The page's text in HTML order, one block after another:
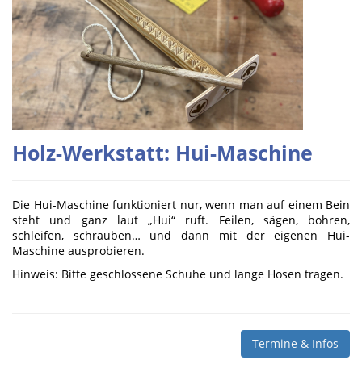
Holz-Werkstatt: Hui-Maschine
Die Hui-Maschine funktioniert nur, wenn man auf einem Bein
steht und ganz laut „Hui“ ruft. Feilen, sägen, bohren,
schleifen, schrauben… und dann mit der eigenen Hui-
Maschine ausprobieren.
Hinweis: Bitte geschlossene Schuhe und lange Hosen tragen.
Termine & Infos